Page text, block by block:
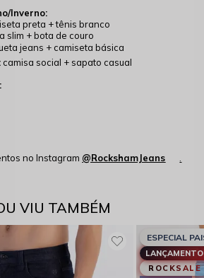
Inverno:
preta + tênis branco
slim + bota de couro
jeans + camiseta básica
camisa social + sapato casual
no Instagram @RockshamJeans
VIU TAMBÉM
ROCKSALE
ESPECIAL